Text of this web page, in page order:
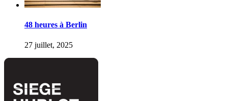
48 heures à Berlin
27 juillet, 2025